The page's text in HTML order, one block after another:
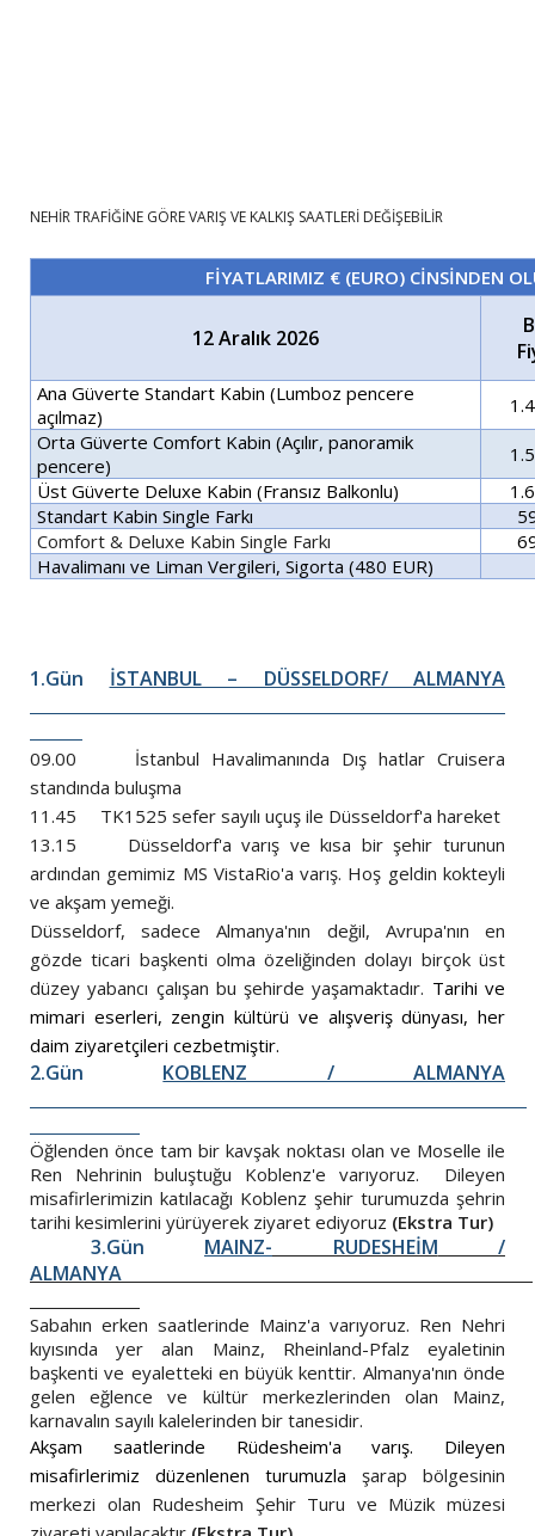
NEHİR TRAFİĞİNE GÖRE VARIŞ VE KALKIŞ SAATLERİ DEĞİŞEBİLİR
FİYATLARIMIZ € (EURO) CİNSİNDEN
12 Aralık 2026
Ana Güverte Standart Kabin (Lumboz pencere
açılmaz)
Orta Güverte Comfort Kabin (Açılır, panoramik
pencere)
Üst Güverte Deluxe Kabin (Fransız Balkonlu)
Standart Kabin Single Farkı
Comfort & Deluxe Kabin Single Farkı
Havalimanı ve Liman Vergileri, Sigorta (480 EUR)
1.Gün İSTANBUL – DÜSSELDORF/ ALMANYA
09.00 İstanbul Havalimanında Dış hatlar Cruisera
standında buluşma
11.45 TK1525 sefer sayılı uçuş ile Düsseldorf'a hareket
13.15 Düsseldorf'a varış ve kısa bir şehir turunun
ardından gemimiz MS VistaRio'a varış. Hoş geldin kokteyli
ve akşam yemeği.
Düsseldorf, sadece Almanya'nın değil, Avrupa'nın en
gözde ticari başkenti olma özeliğinden dolayı birçok üst
düzey yabancı çalışan bu şehirde yaşamaktadır. Tarihi ve
mimari eserleri, zengin kültürü ve alışveriş dünyası, her
daim ziyaretçileri cezbetmiştir.
2.Gün KOBLENZ / ALMANYA
Öğlenden önce tam bir kavşak noktası olan ve Moselle ile
Ren Nehrinin buluştuğu Koblenz'e varıyoruz. Dileyen
misafirlerimizin katılacağı Koblenz şehir turumuzda şehrin
tarihi kesimlerini yürüyerek ziyaret ediyoruz (Ekstra Tur)
3.Gün MAINZ- RUDESHEİM /
ALMANYA
Sabahın erken saatlerinde Mainz'a varıyoruz. Ren Nehri
kıyısında yer alan Mainz, Rheinland-Pfalz eyaletinin
başkenti ve eyaletteki en büyük kenttir. Almanya'nın önde
gelen eğlence ve kültür merkezlerinden olan Mainz,
karnavalın sayılı kalelerinden bir tanesidir.
Akşam saatlerinde Rüdesheim'a varış. Dileyen
misafirlerimiz düzenlenen turumuzla şarap bölgesinin
merkezi olan Rudesheim Şehir Turu ve Müzik müzesi